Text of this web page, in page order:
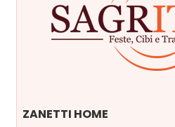
ZANETTI HOME